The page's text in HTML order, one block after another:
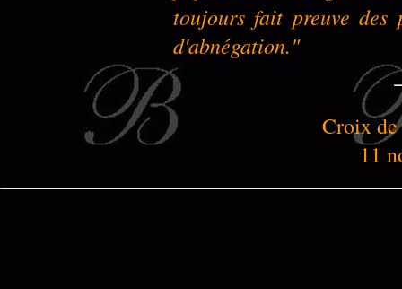
toujours fait preuve des
d'abnégation."
Croix
11